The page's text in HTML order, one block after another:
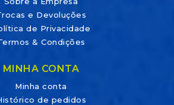
e Devoluções
de Privacidade
& Condições
MINHA CONTA
Minha conta
de pedidos